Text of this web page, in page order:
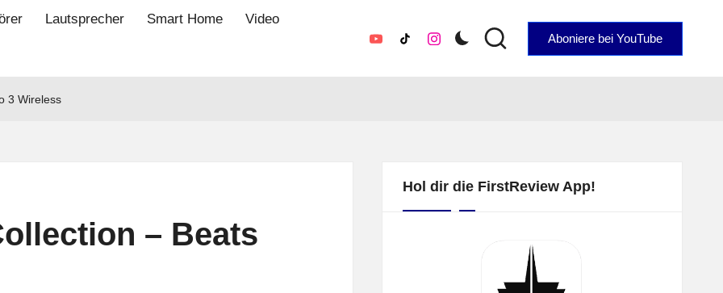
Lautsprecher Smart Home
Video
YouTubeTikTokInstagram Aboniere bei YouTube
3 Wireless
– Beats
Hol dir die FirstReview App!